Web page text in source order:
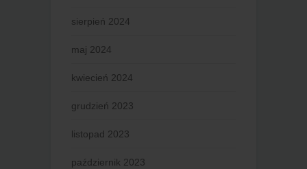
sierpień 2024
maj 2024
kwiecień 2024
grudzień 2023
listopad 2023
październik 2023